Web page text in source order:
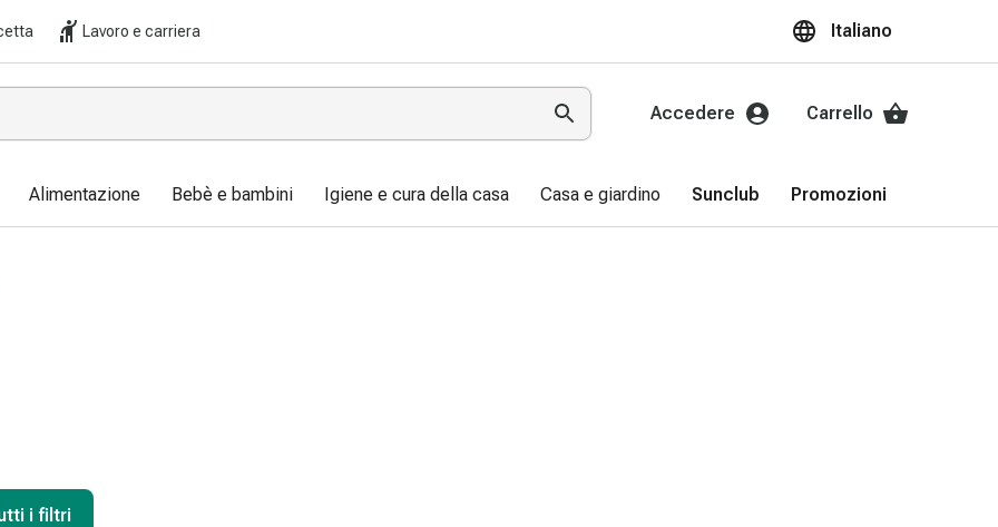
Lavoro e carriera Italiano
Accedere Carrello
Alimentazione Bebè e bambini Igiene e cura della casa Casa e giardino Sunclub Promozioni
i filtri